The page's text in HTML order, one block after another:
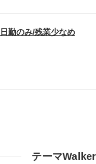
勤のみ/残業少なめ
テーマWalker